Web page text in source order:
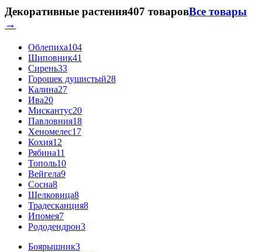
Декоративные растения407 товаровВсе товары
→
Облепиха104
Шиповник41
Сирень33
Горошек душистый28
Калина27
Ива20
Мискантус20
Павловния18
Хеномелес17
Кохия12
Рябина11
Тополь10
Вейгела9
Сосна8
Шелковица8
Традесканция8
Ипомея7
Рододендрон3
Боярышник3